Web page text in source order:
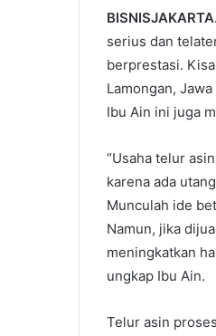
serius dan
berprestasi.
Lamongan,
Ibu Ain ini juga
“Usaha telur
karena ada
Munculah ide
Namun, jika
meningkatkan
ungkap Ibu Ain.
Telur asin